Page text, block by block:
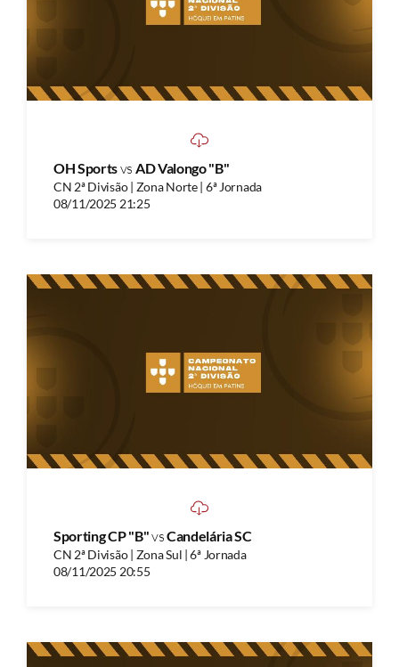
OH Sportsvs AD Valongo "B"
CN 2ª Divisão | Zona Norte | 6ª Jornada
08/11/2025 21:25
Sporting CP "B"vsCandelária SC
CN 2ª Divisão | Zona Sul | 6ª Jornada
08/11/2025 20:55